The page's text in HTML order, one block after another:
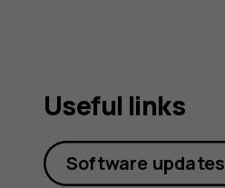
Useful links
Software updates